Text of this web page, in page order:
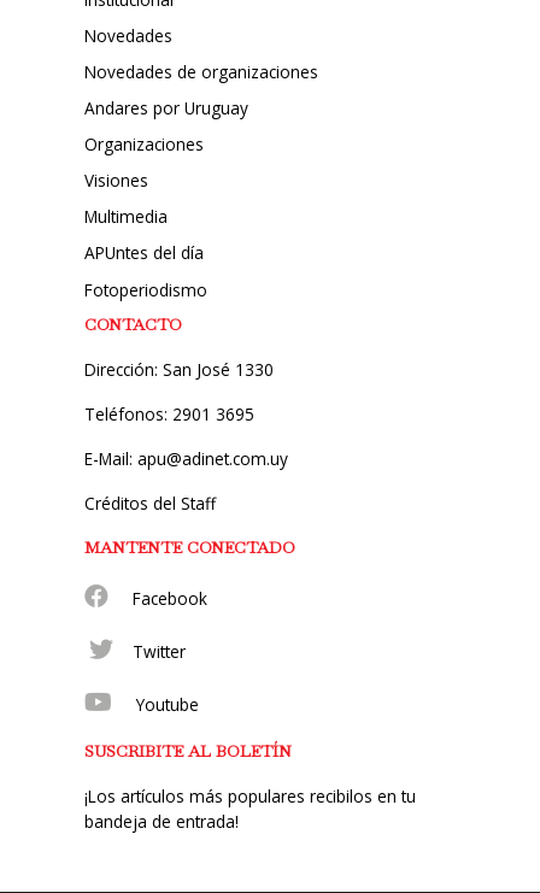
Novedades
Novedades de organizaciones
Andares por Uruguay
Organizaciones
Visiones
Multimedia
APUntes del día
Fotoperiodismo
CONTACTO
Dirección: San José 1330
Teléfonos: 2901 3695
E-Mail: apu@adinet.com.uy
Créditos del Staff
MANTENTE CONECTADO
Facebook
Twitter
Youtube
SUSCRIBITE AL BOLETÍN
¡Los artículos más populares recibilos en tu
bandeja de entrada!